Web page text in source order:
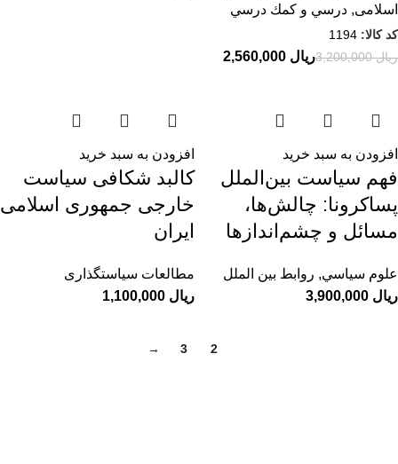
اسلامی, درسي و كمك درسي
کد کالا: 1194
ریال3,200,000 ریال
افزودن به سبد خرید
فهم سیاست بین‌الملل
پساکرونا: چالش‌ها،
مسائل و چشم‌اندازها
علوم سياسي, روابط بین الملل
ریال
افزودن به سبد خرید
کالبد شکافی سیاست
خارجی جمهوری اسلامی
ایران
مطالعات سیاستگذاری
ریال
2
3
→